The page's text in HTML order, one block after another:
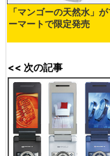
「マンゴーの天然水」が
ーマートで限定発売
<< 次の記事